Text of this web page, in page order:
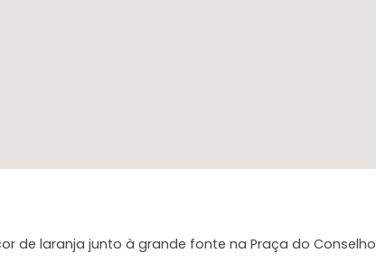
de laranja junto à grande fonte na Praça do Conselho